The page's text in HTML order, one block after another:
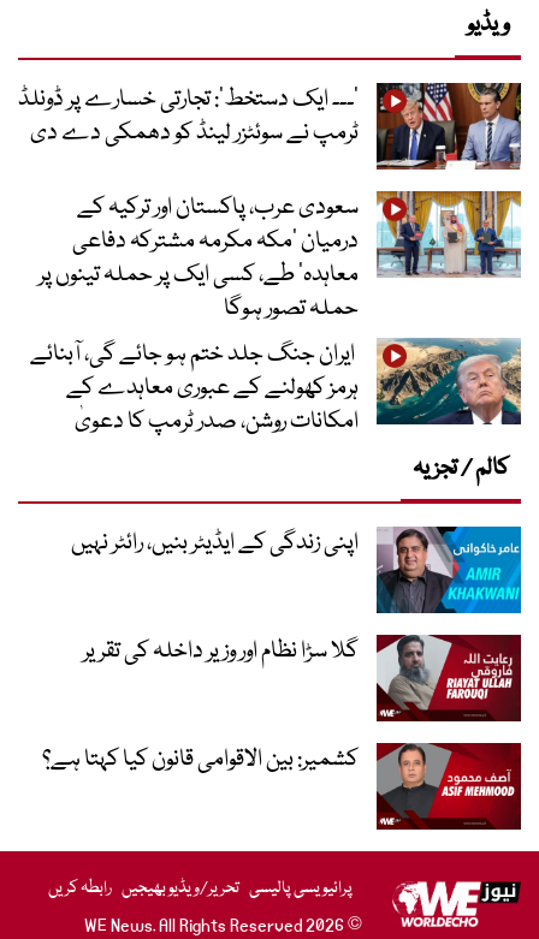
ویڈیو
’۔۔۔ ایک دستخط‘: تجارتی خسارے پر ڈونلڈ
ٹرمپ نے سوئٹزر لینڈ کو دھمکی دے دی
سعودی عرب، پاکستان اور ترکیہ کے
درمیان ’مکہ مکرمہ مشترکہ دفاعی
معاہدہ‘ طے، کسی ایک پر حملہ تینوں پر
حملہ تصور ہوگا
ایران جنگ جلد ختم ہو جائے گی، آبنائے
ہرمز کھولنے کے عبوری معاہدے کے
امکانات روشن، صدر ٹرمپ کا دعویٰ
کالم / تجزیہ
اپنی زندگی کے ایڈیٹر بنیں، رائٹر نہیں
گلا سڑا نظام اور وزیر داخلہ کی تقریر
کشمیر: بین الاقوامی قانون کیا کہتا ہے؟
پرائیویسی پالیسی تحریر/ویڈیو بھیجیں رابطہ کریں
© 2026 WE News. All Rights Reserved